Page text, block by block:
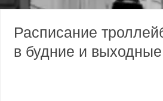
Расписание
в будние и